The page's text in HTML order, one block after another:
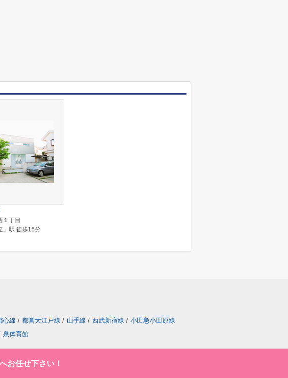
１丁目
」駅 徒歩15分
心線 / 都営大江戸線 / 山手線 / 西武新宿線 / 小田急小田原線
泉体育館
お任せ下さい！